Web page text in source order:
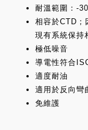
耐溫範圍：-
相容於CTD；
現有系統保持
極低噪音
導電性符合
適度耐油
適用於反向彎
免維護